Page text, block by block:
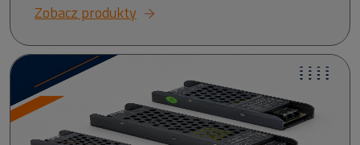
Zobacz produkty